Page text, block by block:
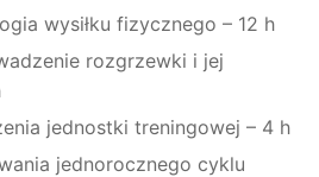
wysiłku fizycznego – 12 h
rozgrzewki i jej
jednostki treningowej – 4 h
jednorocznego cyklu